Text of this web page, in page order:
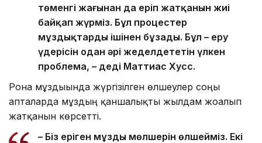
төменгі жағынан да еріп жатқанын жиі
байқап жүрміз. Бұл процестер
мұздықтарды ішінен бұзады. Бұл – еру
үдерісін одан әрі жеделдететін үлкен
проблема, – деді Маттиас Хусс.
Рона мұздығында жүргізілген өлшеулер соңғы
апталарда мұздың қаншалықты жылдам жоғалып
жатқанын көрсетті.
– Біз еріген мұздың мөлшерін өлшейміз. Екі